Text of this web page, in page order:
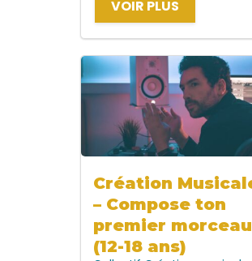
VOIR PLUS
Création
– Compose ton
premier
(12-18 ans)